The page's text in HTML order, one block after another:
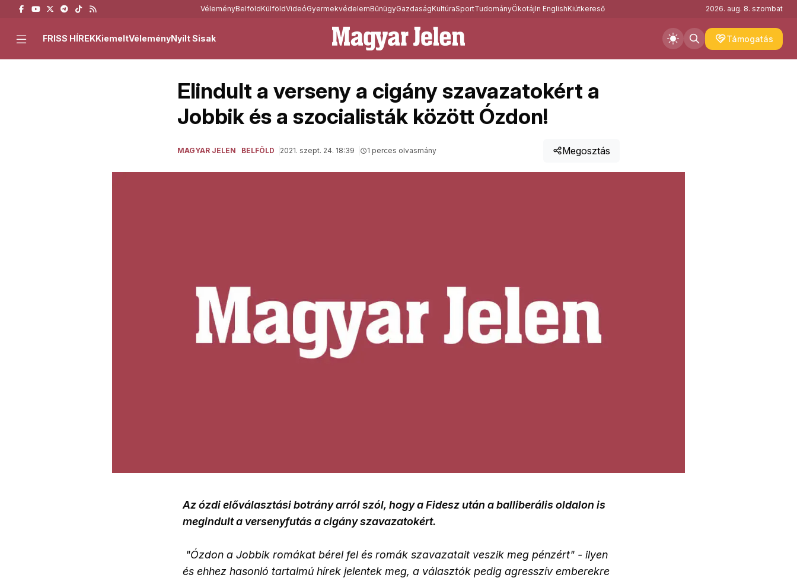
VéleményBelföldKülföldVideóGyermekvédelemBűnügyGazdaságKultúraSportTudományÖkotájIn EnglishKiútkereső 2026. aug. 8. szombat
Támogatás
FRISS HÍREKKiemeltVéleményNyílt Sisak
Elindult a verseny a cigány szavazatokért a
Jobbik és a szocialisták között Ózdon!
MAGYAR JELEN BELFÖLD 2021. szept. 24. 18:39 1 perces olvasmány Megosztás
Az ózdi előválasztási botrány arról szól, hogy a Fidesz után a balliberális oldalon is
megindult a versenyfutás a cigány szavazatokért.
"Ózdon a Jobbik romákat bérel fel és romák szavazatait veszik meg pénzért" - ilyen
és ehhez hasonló tartalmú hírek jelentek meg, a választók pedig agresszív emberekre